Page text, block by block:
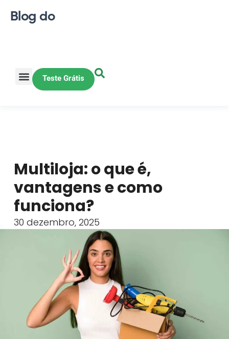
Blog do
Teste Grátis
Multiloja: o que é,
vantagens e como
funciona?
30 dezembro, 2025